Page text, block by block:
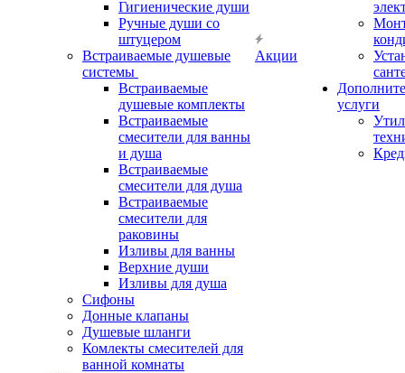
Гигиенические души
Ручные души со
штуцером
Встраиваемые душевые
системы
Встраиваемые
душевые комплекты
Встраиваемые
смесители для ванны
и душа
Встраиваемые
смесители для душа
Встраиваемые
смесители для
раковины
Изливы для ванны
Верхние души
Изливы для душа
Сифоны
Донные клапаны
Душевые шланги
Комлекты смесителей для
ванной комнаты
Акции
услуги